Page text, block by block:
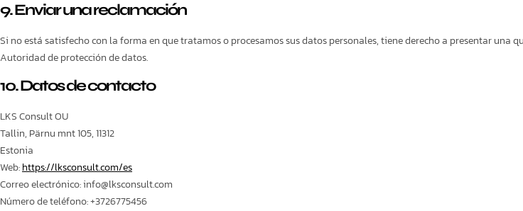
9. Enviar una reclamación
Si no está satisfecho con la forma en que tratamos o procesamos sus datos personales, tiene derecho a presentar una
Autoridad de protección de datos.
10. Datos de contacto
LKS Consult OU
Tallin, Pärnu mnt 105, 11312
Estonia
Web:https://lksconsult.com/es
Correo electrónico:info@lksconsult.com
Número de teléfono: +3726775456